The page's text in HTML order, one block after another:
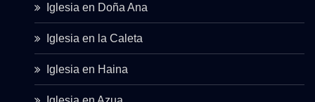
Iglesia en Doña Ana
Iglesia en la Caleta
Iglesia en Haina